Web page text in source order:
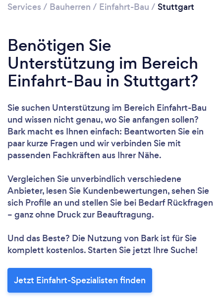
Services / Bauherren / Einfahrt-Bau / Stuttgart
Benötigen Sie
Unterstützung im Bereich
Einfahrt-Bau in Stuttgart?
Sie suchen Unterstützung im Bereich Einfahrt-Bau
und wissen nicht genau, wo Sie anfangen sollen?
Bark macht es Ihnen einfach: Beantworten Sie ein
paar kurze Fragen und wir verbinden Sie mit
passenden Fachkräften aus Ihrer Nähe.
Vergleichen Sie unverbindlich verschiedene
Anbieter, lesen Sie Kundenbewertungen, sehen Sie
sich Profile an und stellen Sie bei Bedarf Rückfragen
– ganz ohne Druck zur Beauftragung.
Und das Beste? Die Nutzung von Bark ist für Sie
komplett kostenlos. Starten Sie jetzt Ihre Suche!
Jetzt Einfahrt-Spezialisten finden